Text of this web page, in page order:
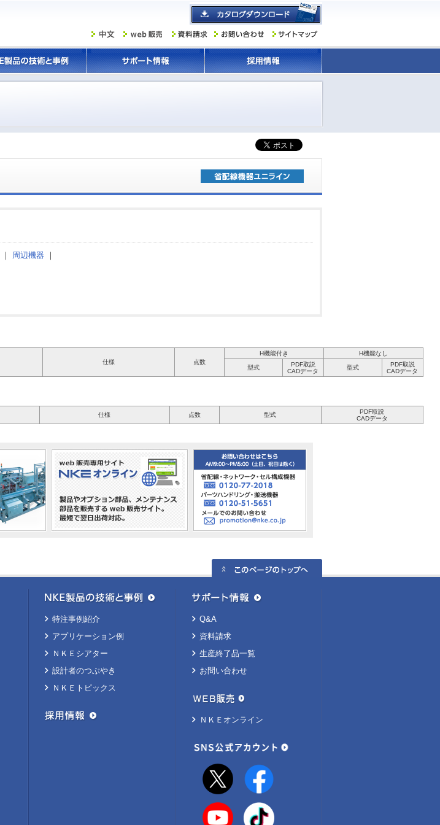
｜ 周辺機器 ｜
仕様 点数
H機能付き H機能なし
型式
PDF取説
CADデータ
型式
PDF取説
CADデータ
仕様 点数 型式
PDF取説
CADデータ
特注事例紹介
アプリケーション例
ＮＫＥシアター
設計者のつぶやき
ＮＫＥトピックス
Q&A
資料請求
生産終了品一覧
お問い合わせ
ＮＫＥオンライン